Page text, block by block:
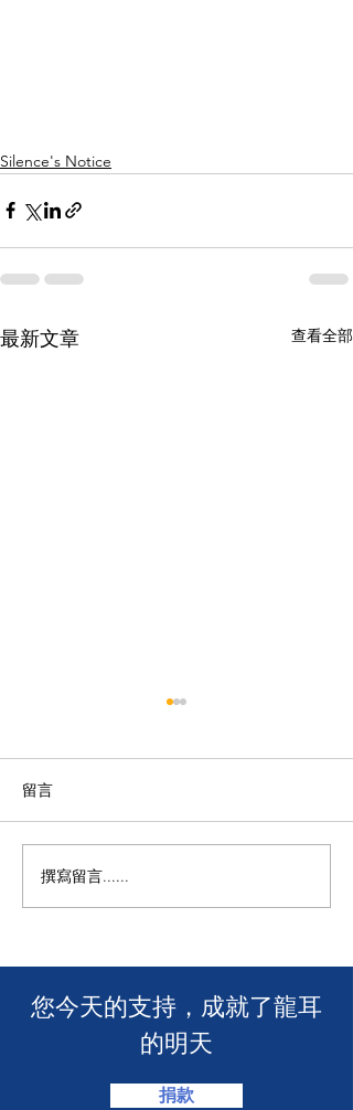
Silence's Notice
最新文章 查看全部
【龍耳資訊】
留言
撰寫留言......
​您今天的支持，成就了龍耳
的明天
捐款